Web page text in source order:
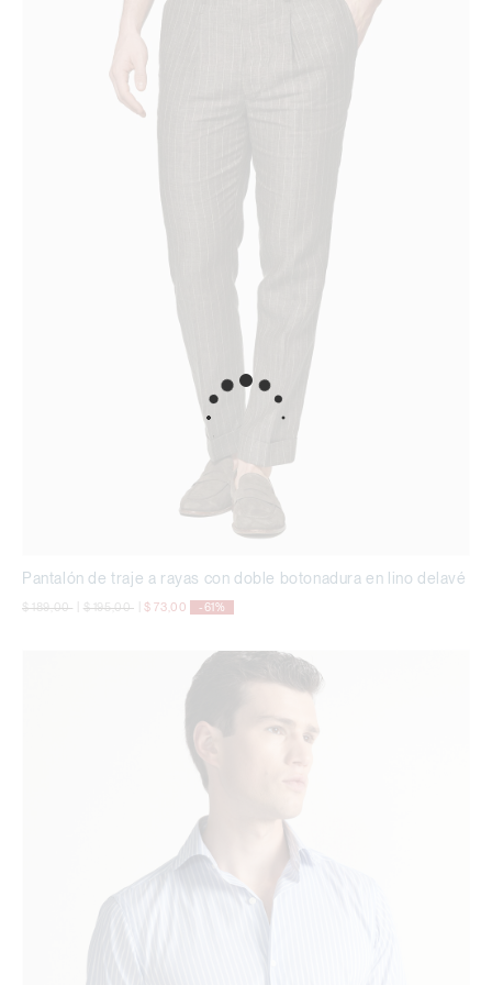
Pantalón de traje a rayas con doble botonadura en lino delavé
precio rebajado desde
$ 189,00a precio rebajado desde
$ 195,00a $ 73,00 -61%